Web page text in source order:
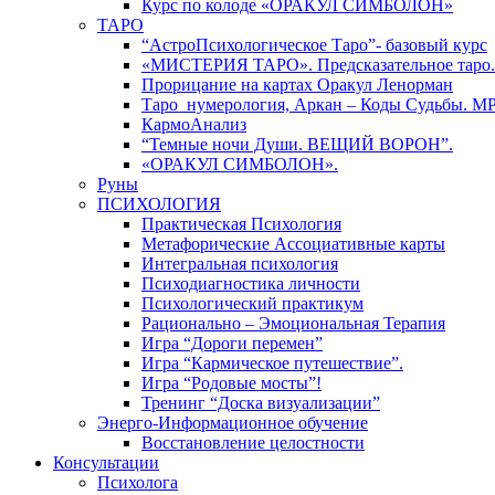
Курс по колоде «ОРАКУЛ СИМБОЛОН»
ТАРО
“АстроПсихологическое Таро”- базовый курс
«МИСТЕРИЯ ТАРО». Предсказательное таро.
Прорицание на картах Оракул Ленорман
Таро_нумерология, Аркан – Коды Судьбы.
КармоАнализ
“Темные ночи Души. ВЕЩИЙ ВОРОН”.
«ОРАКУЛ СИМБОЛОН».
Руны
ПСИХОЛОГИЯ
Практическая Психология
Метафорические Ассоциативные карты
Интегральная психология
Психодиагностика личности
Психологический практикум
Рационально – Эмоциональная Терапия
Игра “Дороги перемен”
Игра “Кармическое путешествие”.
Игра “Родовые мосты”!
Тренинг “Доска визуализации”
Энерго-Информационное обучение
Восстановление целостности
Консультации
Психолога